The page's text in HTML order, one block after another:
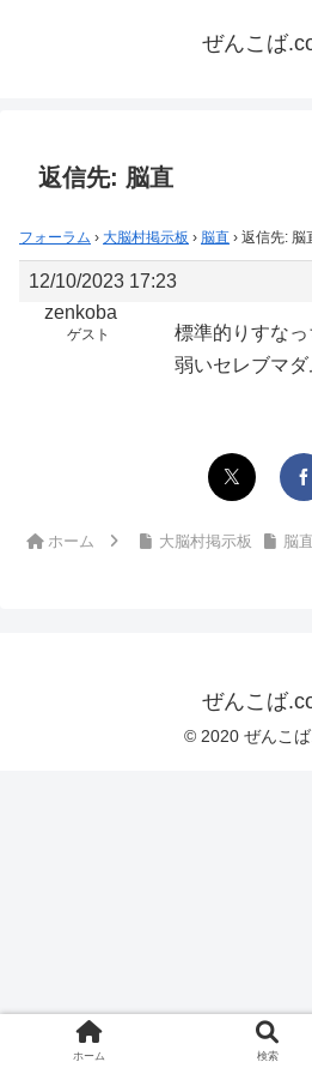
ぜんこば
返信先: 脳直
フォーラム › 大脳村掲示板 › 脳直 › 返信先: 脳
12/10/2023 17:23
zenkoba
ゲスト
標準的りすな
弱いセレブマ
ホーム 大脳村掲示板 脳直
ぜんこば
© 2020 ぜんこ
ホーム 検索